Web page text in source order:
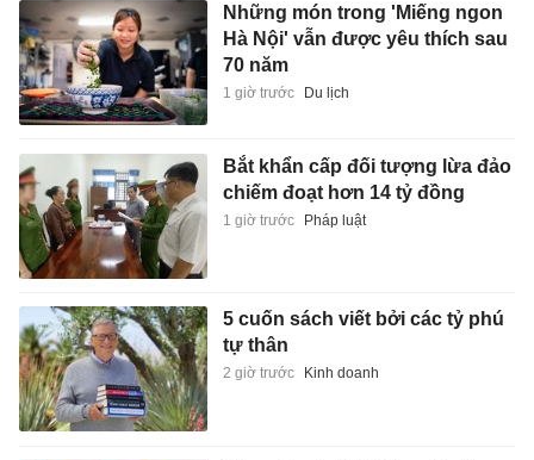
Những món trong 'Miếng ngon
Hà Nội' vẫn được yêu thích sau
70 năm
1 giờ trước Du lịch
Bắt khẩn cấp đối tượng lừa đảo
chiếm đoạt hơn 14 tỷ đồng
1 giờ trước Pháp luật
5 cuốn sách viết bởi các tỷ phú
tự thân
2 giờ trước Kinh doanh